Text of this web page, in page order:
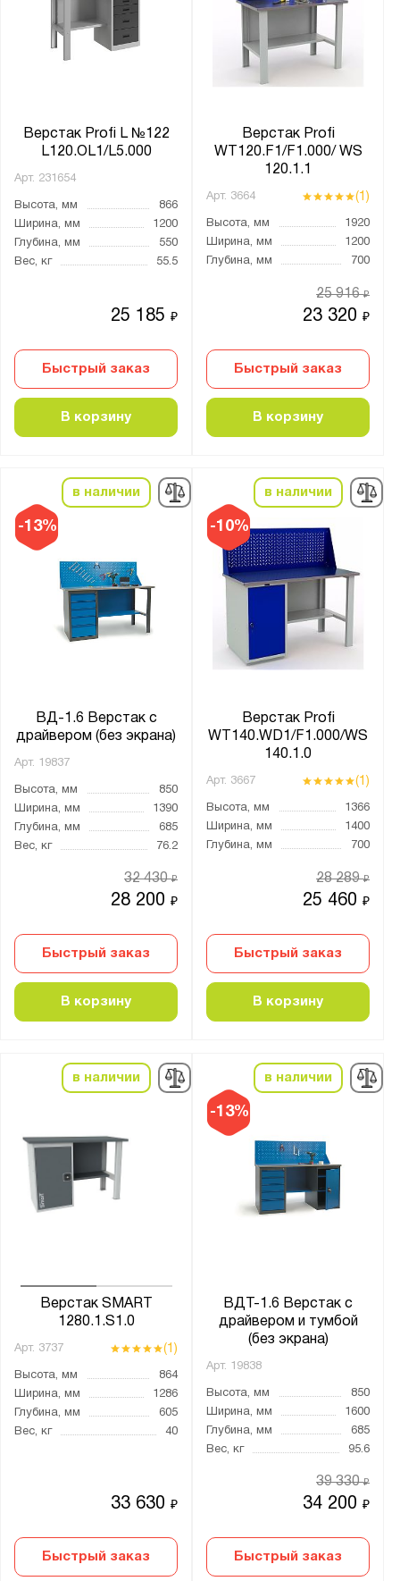
Верстак Profi L №122
L120.OL1/L5.000
Арт. 231654
Высота, мм
866
Ширина, мм
1200
Глубина, мм
550
Вес, кг
55.5
25 185₽
Быстрый заказ
В корзину
Верстак Profi
WT120.F1/F1.000/ WS
120.1.1
Арт. 3664 (1)
Высота, мм
1920
Ширина, мм
1200
Глубина, мм
700
23 320₽
25 916₽
Быстрый заказ
В корзину
-13%
в наличии
ВД-1.6 Верстак с
драйвером (без экрана)
Арт. 19837
Высота, мм
850
Ширина, мм
1390
Глубина, мм
685
Вес, кг
76.2
28 200₽
32 430₽
Быстрый заказ
В корзину
-10%
в наличии
Верстак Profi
WT140.WD1/F1.000/WS
140.1.0
Арт. 3667 (1)
Высота, мм
1366
Ширина, мм
1400
Глубина, мм
700
25 460₽
28 289₽
Быстрый заказ
В корзину
в наличии
Верстак SMART
1280.1.S1.0
Арт. 3737 (1)
Высота, мм
864
Ширина, мм
1286
Глубина, мм
605
Вес, кг
40
33 630₽
Быстрый заказ
-13%
в наличии
ВДТ-1.6 Верстак с
драйвером и тумбой
(без экрана)
Арт. 19838
Высота, мм
850
Ширина, мм
1600
Глубина, мм
685
Вес, кг
95.6
34 200₽
39 330₽
Быстрый заказ
41А.ПБ
41А.ПВ
41А.ПФ
41А.РДВ
COMBAT
EXPERT WS
GARAGE
MASTER
MCN
Place
TS
ВД
ВД2
ВЛ
ВС
ВТ
ДРВ
ДРВ-КП
ЗОС-2
КОС
КОС-КП
КОСО-КП
ОЦ
ОЦ -2